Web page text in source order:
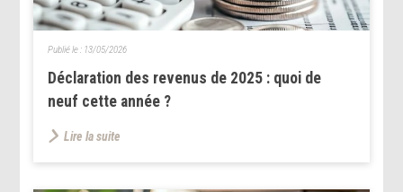
Déclaration des revenus de 2025 : quoi de
neuf cette année ?
Publié le : 13/05/2026
Lire la suite